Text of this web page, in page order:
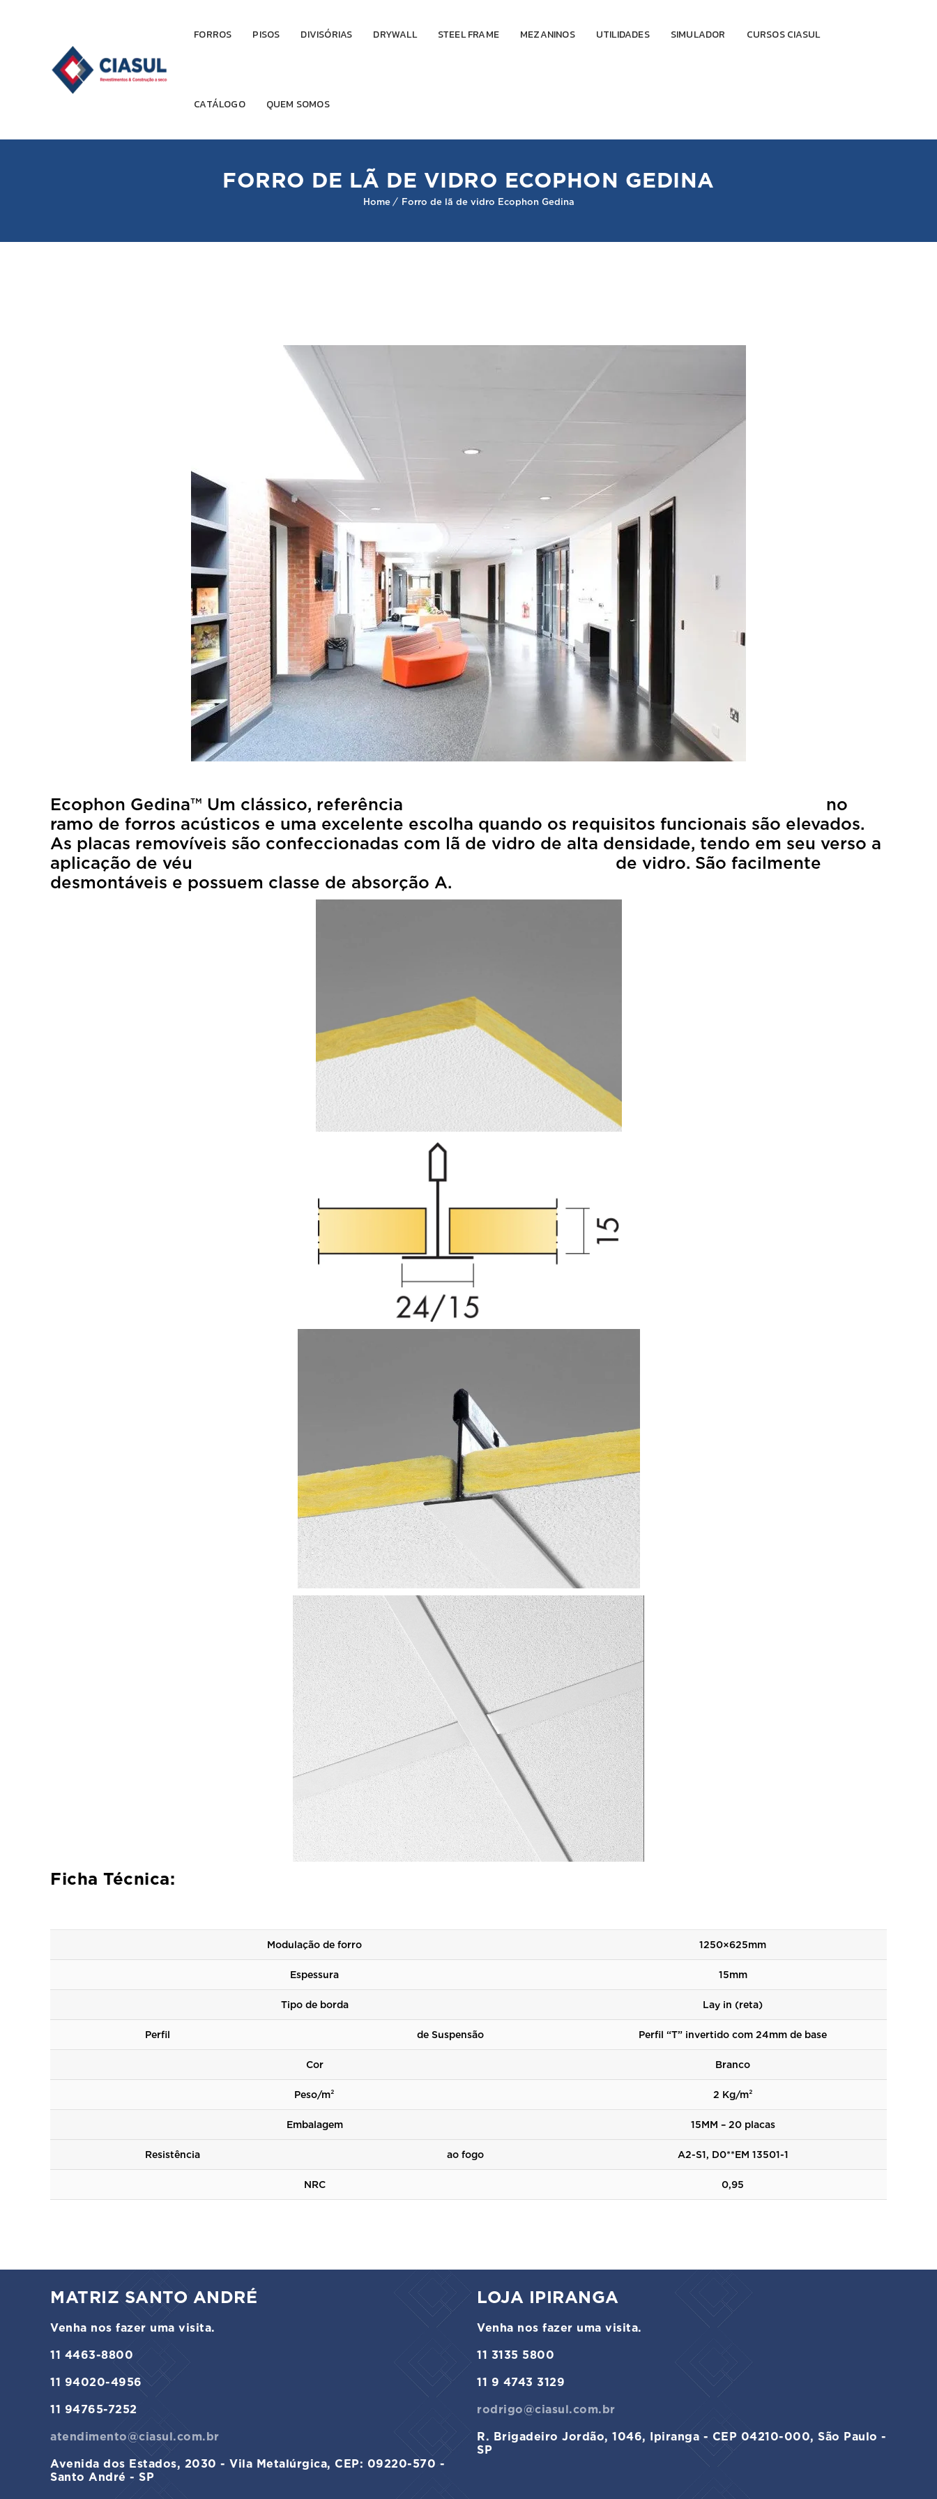
FORROS PISOS DIVISÓRIAS DRYWALL STEEL FRAME MEZANINOS UTILIDADES SIMULADOR CURSOS CIASUL
CATÁLOGO QUEM SOMOS
FORRO DE LÃ DE VIDRO ECOPHON GEDINA
Home Forro de lã de vidro Ecophon Gedina
Ecophon Gedina™ Um clássico, referência no
ramo de forros acústicos e uma excelente escolha quando os requisitos funcionais são elevados.
As placas removíveis são confeccionadas com lã de vidro de alta densidade, tendo em seu verso a
aplicação de véu de vidro. São facilmente
desmontáveis e possuem classe de absorção A.
Ficha Técnica:
Modulação de forro 1250×625mm
Espessura 15mm
Tipo de borda Lay in (reta)
Perfil de Suspensão Perfil “T” invertido com 24mm de base
Cor Branco
Peso/m² 2 Kg/m²
Embalagem 15MM – 20 placas
Resistência ao fogo A2-S1, D0**EM 13501-1
NRC 0,95
MATRIZ SANTO ANDRÉ
Venha nos fazer uma visita.
11 4463-8800
11 94020-4956
11 94765-7252
atendimento@ciasul.com.br
Avenida dos Estados, 2030 - Vila Metalúrgica, CEP: 09220-570 -
Santo André - SP
LOJA IPIRANGA
Venha nos fazer uma visita.
11 3135 5800
11 9 4743 3129
rodrigo@ciasul.com.br
R. Brigadeiro Jordão, 1046, Ipiranga - CEP 04210-000, São Paulo -
SP